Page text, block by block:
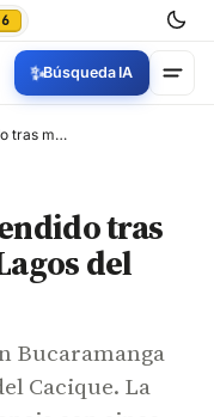
✨Búsqueda IA
Extranjero fue sorprendido tras millonario hurto en Lagos del Cacique
tras
del
Bucaramanga
Cacique. La